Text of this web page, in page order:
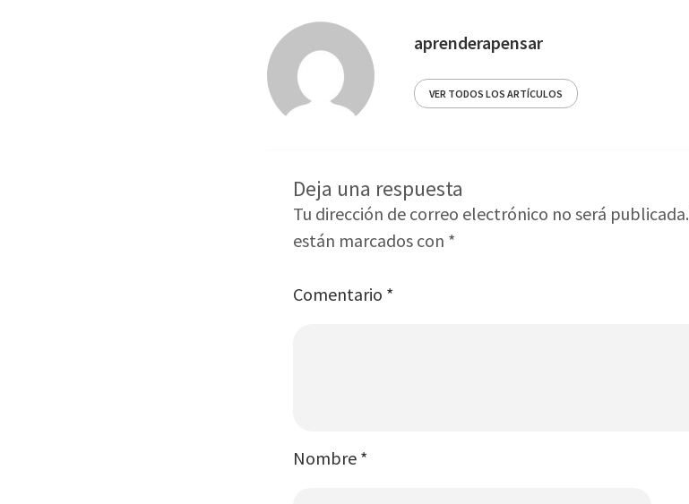
aprenderapensar
VER TODOS LOS ARTÍCULOS
Deja una respuesta
Tu dirección de correo electrónico no será publicada.
están marcados con *
Comentario *
Nombre *